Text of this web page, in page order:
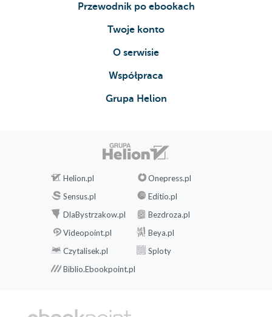
Przewodnik po ebookach
Twoje konto
O serwisie
Współpraca
Grupa Helion
Helion.pl
Onepress.pl
Sensus.pl
Editio.pl
DlaBystrzakow.pl
Bezdroza.pl
Videopoint.pl
Beya.pl
Czytalisek.pl
Sploty
Biblio.Ebookpoint.pl